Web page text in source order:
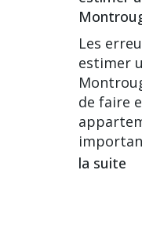
Les
estimer
de faire
la suite